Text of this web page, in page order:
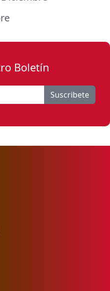
Boletín
Suscribete